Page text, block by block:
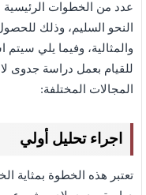
عدد من الخطوات
النحو السليم، وذلك
والمثالية، وفيما يلي
للقيام بعمل دراسة جدوى
المجالات المختلفة:
اجراء تحليل أولي
تعتبر هذه الخطوة بمثاية